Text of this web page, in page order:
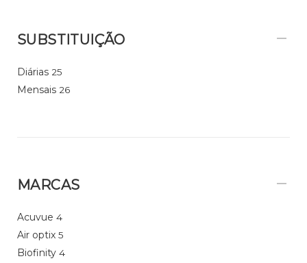
SUBSTITUIÇÃO
Diárias 25
Mensais 26
MARCAS
Acuvue 4
Air optix 5
Biofinity 4